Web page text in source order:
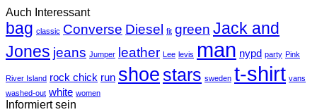
with
A
Gallery
A
Simple
Blog
Auch Interessant
bag classic Converse Diesel fit green Jack and
Jones jeans Jumper leather Lee levis man nypd party Pink
River Island rock chick run shoe stars sweden t-shirt vans
washed-out white women
Informiert sein